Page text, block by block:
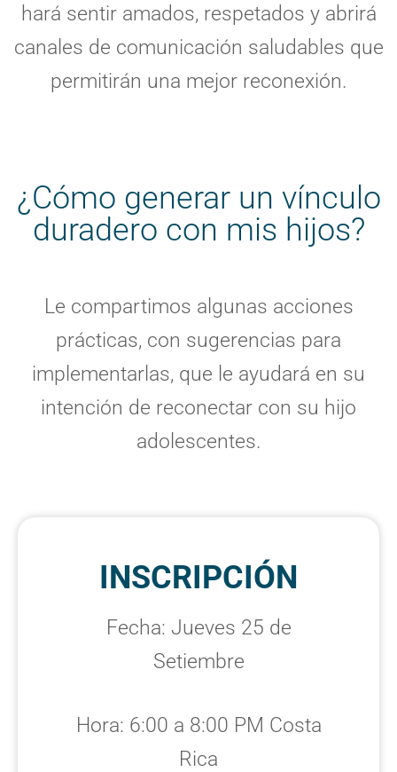
hará sentir amados, respetados y abrirá
canales de comunicación saludables que
permitirán una mejor reconexión.
¿Cómo generar un vínculo
duradero con mis hijos?
Le compartimos algunas acciones
prácticas, con sugerencias para
implementarlas, que le ayudará en su
intención de reconectar con su hijo
adolescentes.
INSCRIPCIÓN
Fecha: Jueves 25 de
Setiembre
Hora: 6:00 a 8:00 PM Costa
Rica